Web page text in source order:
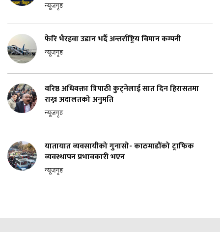
न्यूजगृह
फेरि भैरहवा उडान भर्दै अन्तर्राष्ट्रिय विमान कम्पनी
न्यूजगृह
वरिष्ठ अधिवक्ता त्रिपाठी कुट्नेलाई सात दिन हिरासतमा
राख्न अदालतको अनुमति
न्यूजगृह
यातायात व्यवसायीको गुनासो- काठमाडौंको ट्राफिक
व्यवस्थापन प्रभावकारी भएन
न्यूजगृह